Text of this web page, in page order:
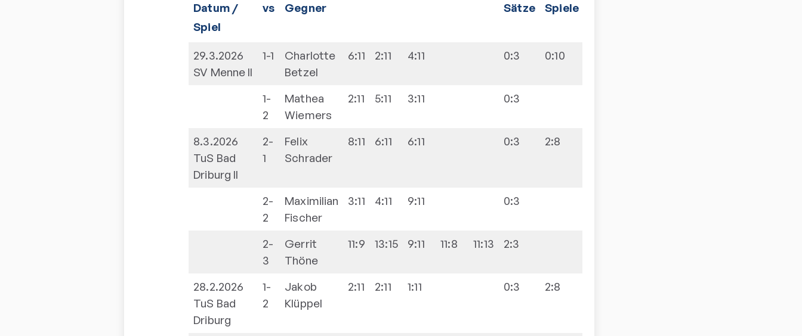
Datum /
Spiel
vs Gegner Sätze Spiele
29.3.2026
SV Menne II
1-1
Charlotte
Betzel
6:11 2:11 4:11 0:3 0:10
1-
2
Mathea
Wiemers
2:11 5:11 3:11 0:3
8.3.2026
TuS Bad
Driburg II
2-
1
Felix
Schrader
8:11 6:11 6:11 0:3 2:8
2-
2
Maximilian
Fischer
3:11 4:11 9:11 0:3
2-
3
Gerrit
Thöne
11:9 13:15 9:11 11:8 11:13 2:3
28.2.2026
TuS Bad
Driburg
1-
2
Jakob
Klüppel
2:11 2:11 1:11 0:3 2:8